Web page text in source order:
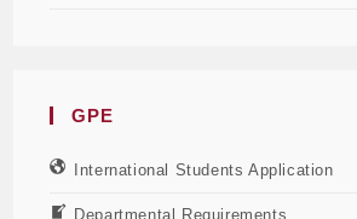
GPE
International Students Application
Departmental Requirements